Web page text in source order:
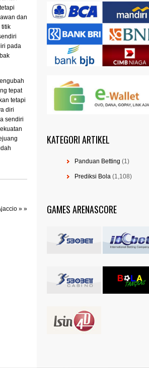
dan
titik
pada
tepat
tetapi
diri
sendiri
» »
KATEGORI ARTIKEL
Panduan Betting (1)
Prediksi Bola (1,108)
GAMES ARENASCORE